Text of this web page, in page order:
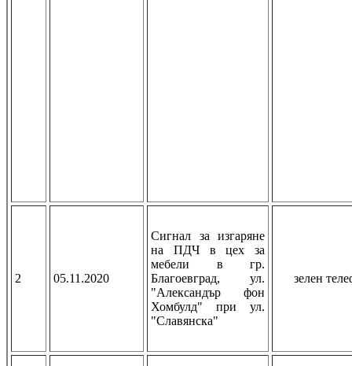
2 05.11.2020
Сигнал за изгаряне
на ПДЧ в цех за
мебели в гр.
Благоевград, ул.
"Александър фон
Хомбулд" при ул.
"Славянска"
зелен